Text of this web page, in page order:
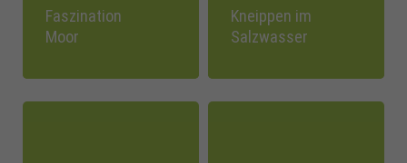
Faszination
Moor
Kneippen im
Salzwasser